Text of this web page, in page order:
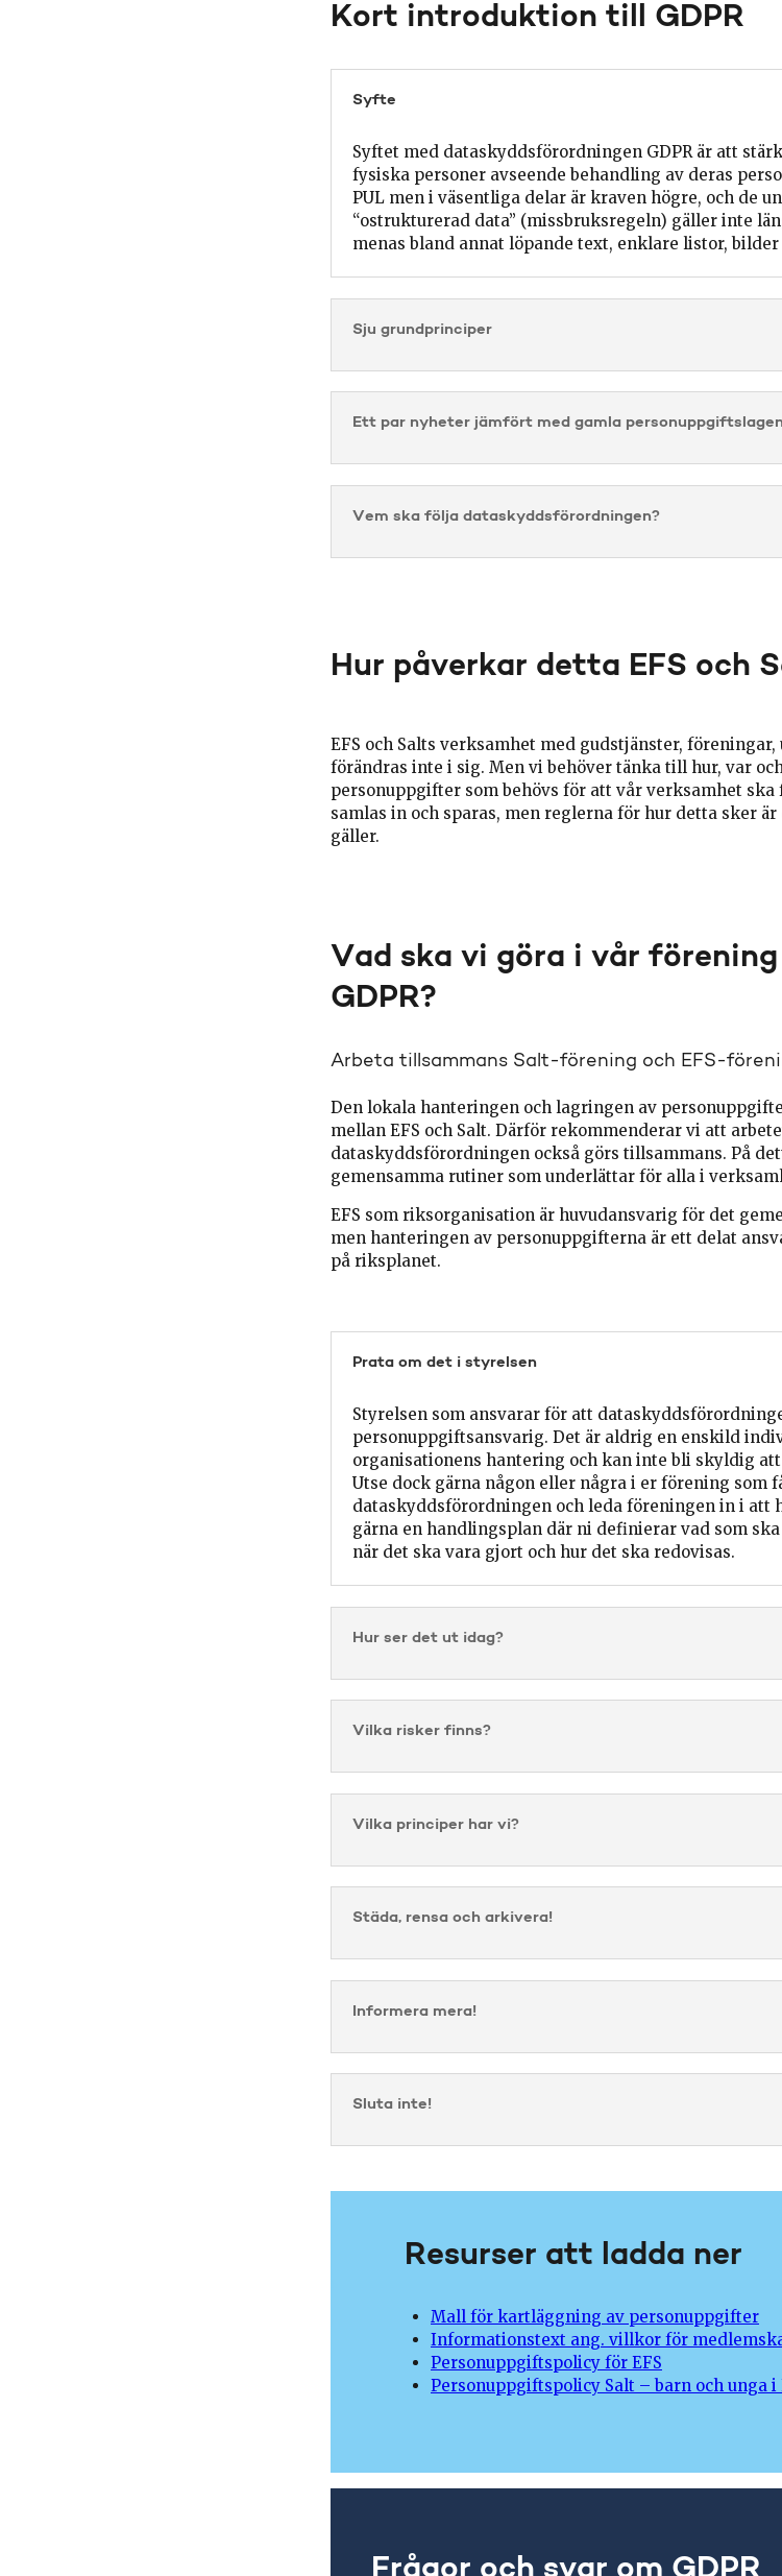
Kort introduktion till GDPR
Syfte
Syftet med dataskyddsförordningen GDPR är att
fysiska personer avseende behandling av deras
PUL men i väsentliga delar är kraven högre, och de
“ostrukturerad data” (missbruksregeln) gäller inte
menas bland annat löpande text, enklare listor,
Sju grundprinciper
Ett par nyheter jämfört med gamla
Vem ska följa dataskyddsförordningen?
Hur påverkar detta EFS och
EFS och Salts verksamhet med gudstjänster,
förändras inte i sig. Men vi behöver tänka till hur, var
personuppgifter som behövs för att vår verksamhet
samlas in och sparas, men reglerna för hur detta sker
gäller.
Vad ska vi göra i vår
GDPR?
Arbeta tillsammans Salt-förening och EFS-
Den lokala hanteringen och lagringen av
mellan EFS och Salt. Därför rekommenderar vi att
dataskyddsförordningen också görs tillsammans. På
gemensamma rutiner som underlättar för alla i
EFS som riksorganisation är huvudansvarig för det
men hanteringen av personuppgifterna är ett delat
på riksplanet.
Prata om det i styrelsen
Styrelsen som ansvarar för att
personuppgiftsansvarig. Det är aldrig en enskild
organisationens hantering och kan inte bli skyldig
Utse dock gärna någon eller några i er förening som
dataskyddsförordningen och leda föreningen in i att
gärna en handlingsplan där ni definierar vad som
när det ska vara gjort och hur det ska redovisas.
Hur ser det ut idag?
Vilka risker finns?
Vilka principer har vi?
Städa, rensa och arkivera!
Informera mera!
Sluta inte!
Resurser att ladda ner
Mall för kartläggning av personuppgifter
Informationstext ang. villkor för
Personuppgiftspolicy för EFS
Personuppgiftspolicy Salt – barn och unga i